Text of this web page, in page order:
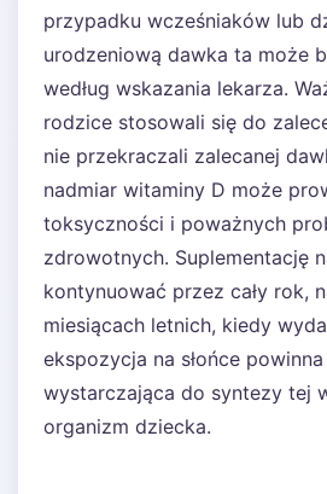
przypadku wcześniaków lub
urodzeniową dawka ta może
według wskazania lekarza.
rodzice stosowali się do
nie przekraczali zalecanej
nadmiar witaminy D może
toksyczności i poważnych
zdrowotnych. Suplementację
kontynuować przez cały rok,
miesiącach letnich, kiedy
ekspozycja na słońce
wystarczająca do syntezy tej
organizm dziecka.